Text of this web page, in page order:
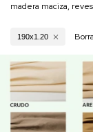
madera maciza,
190x1.20